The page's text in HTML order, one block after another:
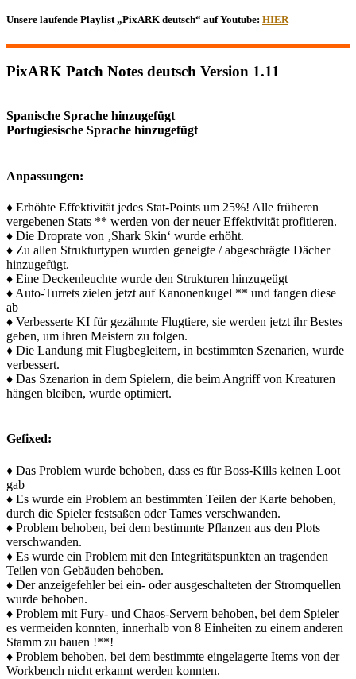
Unsere laufende Playlist „PixARK deutsch“ auf Youtube: HIER
PixARK Patch Notes deutsch Version 1.11
Spanische Sprache hinzugefügt
Portugiesische Sprache hinzugefügt
Anpassungen:
♦ Erhöhte Effektivität jedes Stat-Points um 25%! Alle früheren
vergebenen Stats ** werden von der neuer Effektivität profitieren.
♦ Die Droprate von ‚Shark Skin‘ wurde erhöht.
♦ Zu allen Strukturtypen wurden geneigte / abgeschrägte Dächer
hinzugefügt.
♦ Eine Deckenleuchte wurde den Strukturen hinzugeügt
♦ Auto-Turrets zielen jetzt auf Kanonenkugel ** und fangen diese
ab
♦ Verbesserte KI für gezähmte Flugtiere, sie werden jetzt ihr Bestes
geben, um ihren Meistern zu folgen.
♦ Die Landung mit Flugbegleitern, in bestimmten Szenarien, wurde
verbessert.
♦ Das Szenarion in dem Spielern, die beim Angriff von Kreaturen
hängen bleiben, wurde optimiert.
Gefixed:
♦ Das Problem wurde behoben, dass es für Boss-Kills keinen Loot
gab
♦ Es wurde ein Problem an bestimmten Teilen der Karte behoben,
durch die Spieler festsaßen oder Tames verschwanden.
♦ Problem behoben, bei dem bestimmte Pflanzen aus den Plots
verschwanden.
♦ Es wurde ein Problem mit den Integritätspunkten an tragenden
Teilen von Gebäuden behoben.
♦ Der anzeigefehler bei ein- oder ausgeschalteten der Stromquellen
wurde behoben.
♦ Problem mit Fury- und Chaos-Servern behoben, bei dem Spieler
es vermeiden konnten, innerhalb von 8 Einheiten zu einem anderen
Stamm zu bauen !**!
♦ Problem behoben, bei dem bestimmte eingelagerte Items von der
Workbench nicht erkannt werden konnten.